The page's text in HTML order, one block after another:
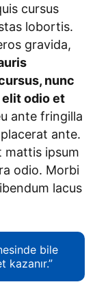
cursus
lobortis.
gravida,
nunc
odio et
ante fringilla
ante.
mattis ipsum
odio. Morbi
lacus
bile
kazanır.”